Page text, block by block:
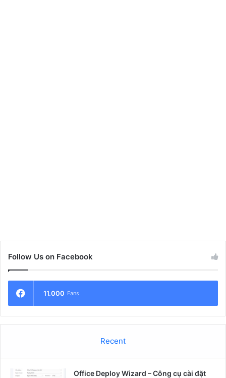
Follow Us on Facebook
11.000 Fans
Recent
Office Deploy Wizard – Công cụ cài đặt